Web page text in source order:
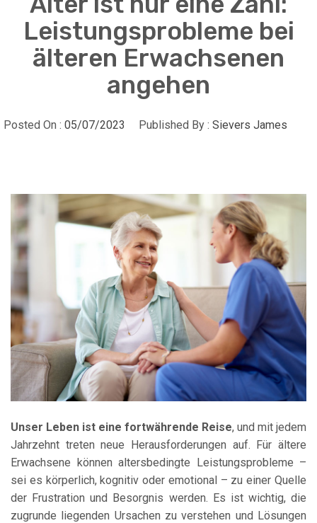
Leistungsprobleme bei
älteren Erwachsenen
angehen
Posted On : 05/07/2023 Published By : Sievers James
Unser Leben ist eine fortwährende Reise, und mit jedem
Jahrzehnt treten neue Herausforderungen auf. Für ältere
Erwachsene können altersbedingte Leistungsprobleme –
sei es körperlich, kognitiv oder emotional – zu einer Quelle
der Frustration und Besorgnis werden. Es ist wichtig, die
zugrunde liegenden Ursachen zu verstehen und Lösungen